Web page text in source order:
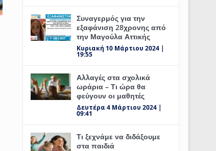
Συναγερμός για την
εξαφάνιση 28χρονης από
την Μαγούλα Αττικής
Κυριακή 10 Μάρτιου 2024 |
19:55
Αλλαγές στα σχολικά
ωράρια – Τι ώρα θα
φεύγουν οι μαθητές
Δευτέρα 4 Μάρτιου 2024 |
09:41
Τι ξεχνάμε να διδάξουμε
στα παιδιά